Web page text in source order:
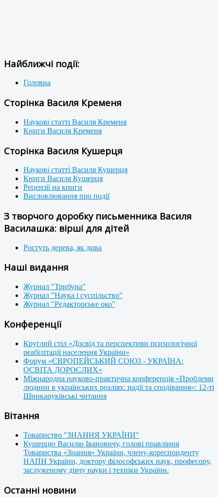
Найближчі події:
Головна
Сторінка Василя Кременя
Наукові статті Василя Кременя
Книги Василя Кременя
Сторінка Василя Кушерця
Наукові статті Василя Кушерця
Книги Василя Кушерця
Рецензії на книги
Висловлювання про події
З творчого доробку письменника Василя
Василашка: вірші для дітей
Ростуть дерева, як дива
Наші видання
Журнал "Трибуна"
Журнал "Наука і суспільство"
Журнал "Редакторське око"
Конференції
Круглий стіл «Досвід та перспективи психологічної
реабілітації населення України»
Форум «ЄВРОПЕЙСЬКИЙ СОЮЗ - УКРАЇНА:
ОСВІТА ДОРОСЛИХ»
Міжнародна науково-практична конференція «Проблеми
людини в українських реаліях: надії та сподівання»: 12-ті
Шинкаруківські читання
Вітання
Товариство "ЗНАННЯ УКРАЇНИ"
Кушерцю Василю Івановичу, голові правління
Товариства «Знання» України, члену-кореспонденту
НАПН України, доктору філософських наук, професору,
заслуженому діячу науки і техніки України.
Останні новини